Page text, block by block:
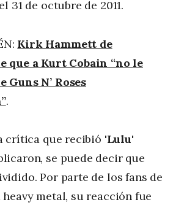
31 de octubre de 2011.
Kirk Hammett de
que a Kurt Cobain “no le
Guns N’ Roses
.
crítica que recibió 'Lulu'
se puede decir que
Por parte de los fans de
heavy metal, su reacción fue